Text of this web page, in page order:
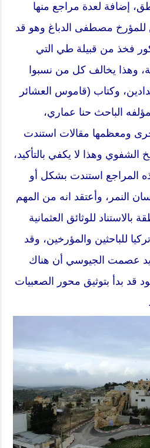
إضافة لعدة مراجع منها
للمؤرخ مصطفى الدباغ وهو قد
فخذ من قبيلة طي التي
وهذا يخالف كل من نسبوا
وكتاب (قاموس العشائر
الباحث حنا عماري،
ومعظمها مقالات استندت
الشفوي وهذا لا يكفي بالتأكيد،
المراجع استندت بشكل أو
النمر، وأعتقد انه من المهم
بالاستناد للوثائق العثمانية
للباحثين والمؤرخين، وقد
عصمت الجيوسي أن هناك
قد بدأ بتوثيق محور الصعبيات